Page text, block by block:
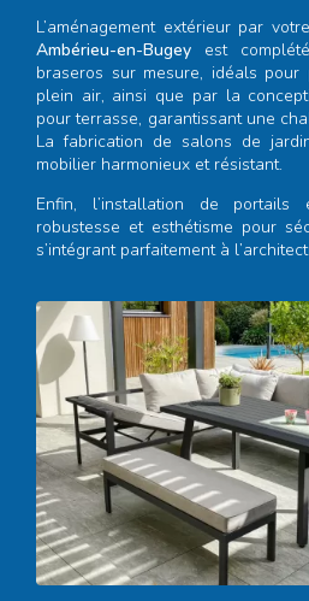
L’aménagement extérieur par votre
Ambérieu-en-Bugey est
braseros sur mesure, idéals
plein air, ainsi que par la
pour terrasse, garantissant une
La fabrication de salons de
mobilier harmonieux et résistant.
Enfin, l’installation de portails
robustesse et esthétisme pour
s’intégrant parfaitement à